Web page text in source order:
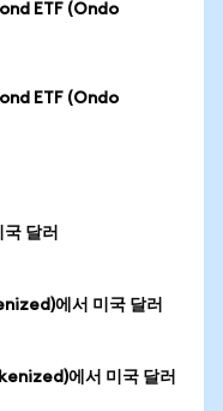
ETF (Ondo
ETF (Ondo
달러
에서 미국 달러
에서 미국 달러